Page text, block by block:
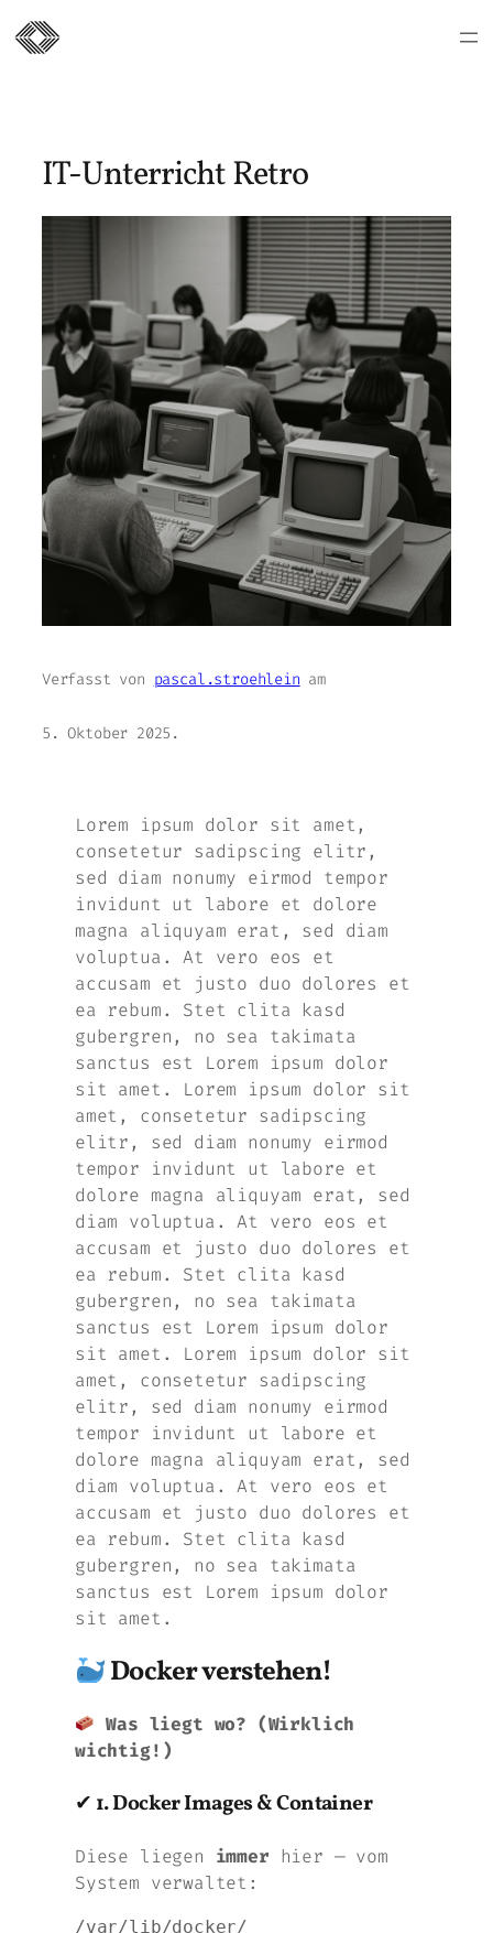
IT-Unterricht Retro
Verfasst von pascal.stroehlein am
5. Oktober 2025 .
Lorem ipsum dolor sit amet,
consetetur sadipscing elitr,
sed diam nonumy eirmod tempor
invidunt ut labore et dolore
magna aliquyam erat, sed diam
voluptua. At vero eos et
accusam et justo duo dolores et
ea rebum. Stet clita kasd
gubergren, no sea takimata
sanctus est Lorem ipsum dolor
sit amet. Lorem ipsum dolor sit
amet, consetetur sadipscing
elitr, sed diam nonumy eirmod
tempor invidunt ut labore et
dolore magna aliquyam erat, sed
diam voluptua. At vero eos et
accusam et justo duo dolores et
ea rebum. Stet clita kasd
gubergren, no sea takimata
sanctus est Lorem ipsum dolor
sit amet. Lorem ipsum dolor sit
amet, consetetur sadipscing
elitr, sed diam nonumy eirmod
tempor invidunt ut labore et
dolore magna aliquyam erat, sed
diam voluptua. At vero eos et
accusam et justo duo dolores et
ea rebum. Stet clita kasd
gubergren, no sea takimata
sanctus est Lorem ipsum dolor
sit amet.
Docker verstehen!
Was liegt wo? (Wirklich
wichtig!)
✔ 1. Docker Images & Container
Diese liegen immer hier — vom
System verwaltet: